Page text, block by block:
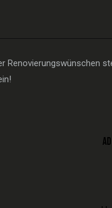
Renovierungswünschen